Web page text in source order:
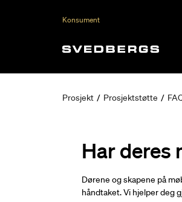
Konsument
Prosjekt / Prosjektstøtte /
Har deres
Dørene og skapene på
håndtaket. Vi hjelper deg